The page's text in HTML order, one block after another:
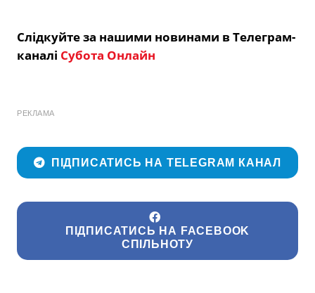
Слідкуйте за нашими новинами в Телеграм-
каналі Субота Онлайн
РЕКЛАМА
ПІДПИСАТИСЬ НА TELEGRAM КАНАЛ
ПІДПИСАТИСЬ НА FACEBOOK
СПІЛЬНОТУ